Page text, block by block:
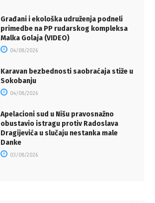
Građani i ekološka udruženja podneli
primedbe na PP rudarskog kompleksa
Malka Golaja (VIDEO)
04/08/2026
Karavan bezbednosti saobraćaja stiže u
Sokobanju
04/08/2026
Apelacioni sud u Nišu pravosnažno
obustavio istragu protiv Radoslava
Dragijevića u slučaju nestanka male
Danke
03/08/2026